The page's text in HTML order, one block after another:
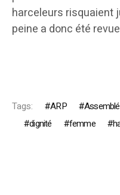
harceleurs risquaient
peine a donc été
Tags: ARP
dignité
femme